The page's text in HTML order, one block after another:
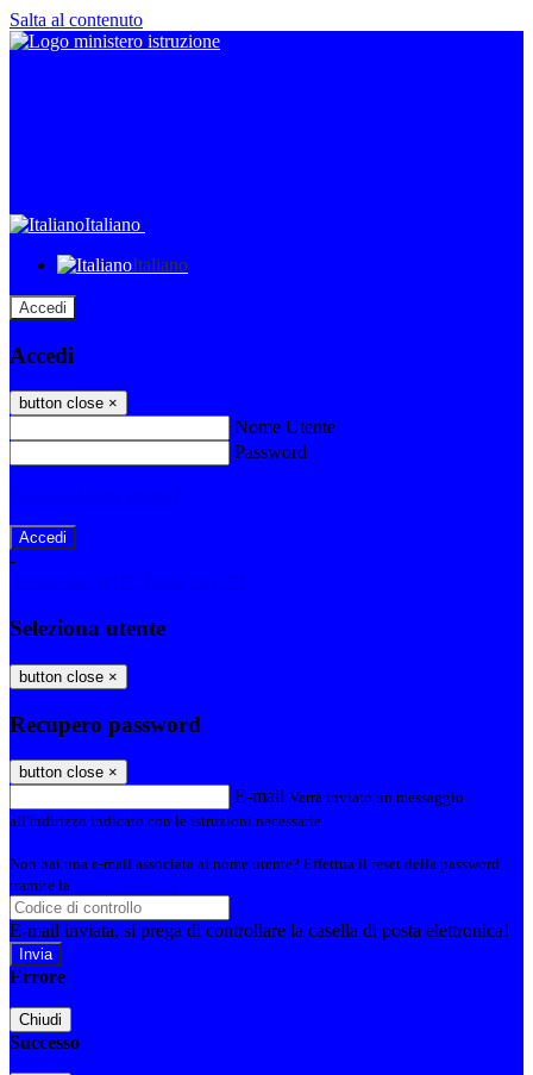
Salta al contenuto
Italiano
Italiano
Accedi
Accedi
button close ×
Nome Utente
Password
-
Seleziona utente
button close ×
Recupero password
button close ×
E-mail Verrà inviato un messaggio
all'indirizzo indicato con le istruzioni necessarie.
Non hai una e-mail associata al nome utente? Effettua il reset della password
tramite la
E-mail inviata, si prega di controllare la casella di posta elettronica!
Errore
Chiudi
Successo